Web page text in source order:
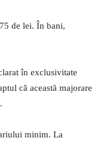
de lei. În bani,
în exclusivitate
că această majorare
minim. La